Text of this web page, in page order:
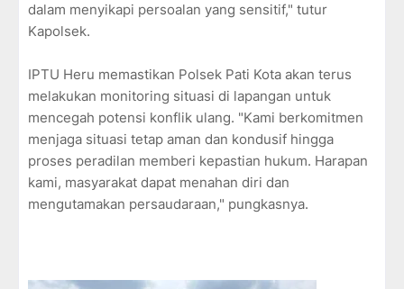
dalam menyikapi persoalan yang sensitif," tutur
Kapolsek.
IPTU Heru memastikan Polsek Pati Kota akan terus
melakukan monitoring situasi di lapangan untuk
mencegah potensi konflik ulang. "Kami berkomitmen
menjaga situasi tetap aman dan kondusif hingga
proses peradilan memberi kepastian hukum. Harapan
kami, masyarakat dapat menahan diri dan
mengutamakan persaudaraan," pungkasnya.